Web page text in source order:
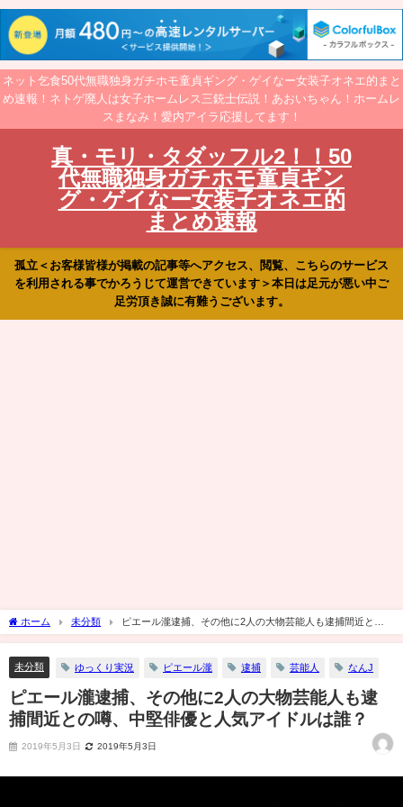
ネット乞食50代無職独身ガチホモ童貞ギング・ゲイなー女装子オネエ的まと
め速報！ネトゲ廃人は女子ホームレス三銃士伝説！あおいちゃん！ホームレ
スまなみ！愛内アイラ応援してます！
真・モリ・タダッフル2！！50
代無職独身ガチホモ童貞ギン
グ・ゲイなー女装子オネエ的
まとめ速報
孤立＜お客様皆様が掲載の記事等へアクセス、閲覧、こちらのサービス
を利用される事でかろうじて運営できています＞本日は足元が悪い中ご
足労頂き誠に有難うございます。
ホーム 未分類
ピエール瀧逮捕、その他に2人の大物芸能人も逮捕間近との
噂、中堅俳優と人気アイドルは誰？
未分類 ゆっくり実況 ピエール瀧 逮捕 芸能人 なんJ
ピエール瀧逮捕、その他に2人の大物芸能人も逮
捕間近との噂、中堅俳優と人気アイドルは誰？
2019年5月3日 2019年5月3日